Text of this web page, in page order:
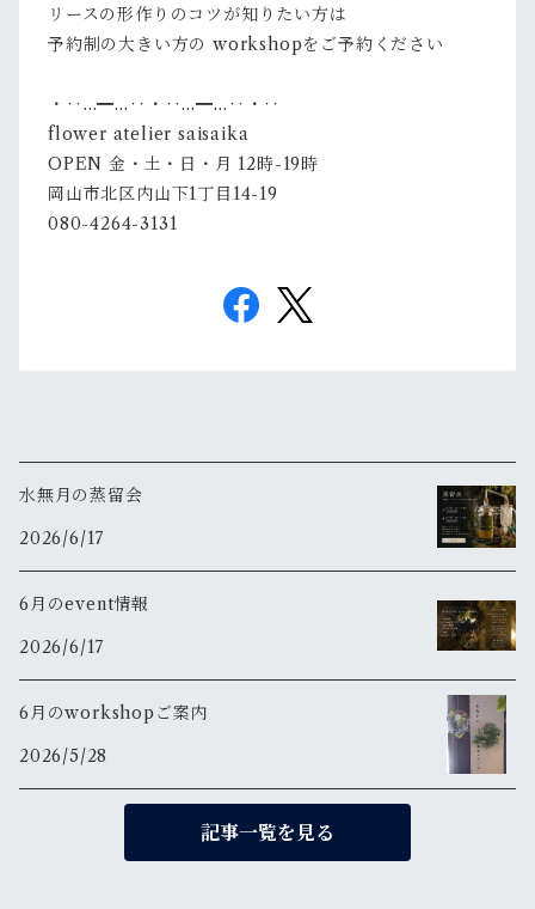
リースの形作りのコツが知りたい方は
予約制の大きい方の workshopをご予約ください
・‥…━…‥・‥…━…‥・‥
flower atelier saisaika
OPEN 金・土・日・月 12時-19時
岡山市北区内山下1丁目14-19
080-4264-3131
水無月の蒸留会
2026/6/17
6月のevent情報
2026/6/17
6月のworkshopご案内
2026/5/28
記事一覧を見る